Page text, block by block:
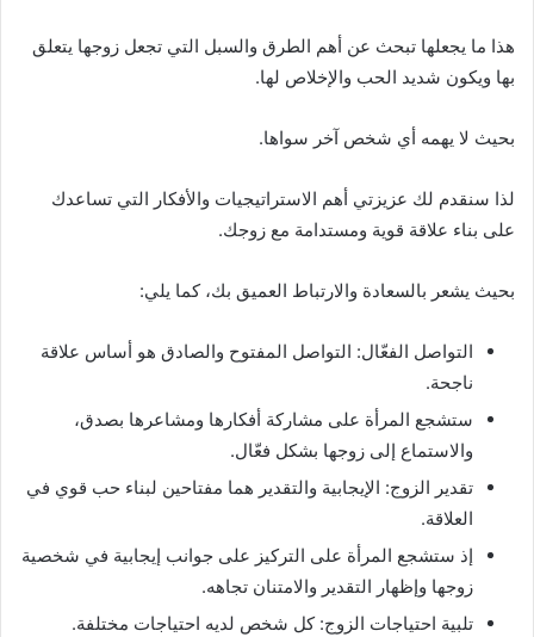
هذا ما يجعلها تبحث عن أهم الطرق والسبل التي تجعل زوجها يتعلق
بها ويكون شديد الحب والإخلاص لها.
بحيث لا يهمه أي شخص آخر سواها.
لذا سنقدم لك عزيزتي أهم الاستراتيجيات والأفكار التي تساعدك
على بناء علاقة قوية ومستدامة مع زوجك.
بحيث يشعر بالسعادة والارتباط العميق بك، كما يلي:
التواصل الفعّال: التواصل المفتوح والصادق هو أساس علاقة
ناجحة.
ستشجع المرأة على مشاركة أفكارها ومشاعرها بصدق،
والاستماع إلى زوجها بشكل فعّال.
تقدير الزوج: الإيجابية والتقدير هما مفتاحين لبناء حب قوي في
العلاقة.
إذ ستشجع المرأة على التركيز على جوانب إيجابية في شخصية
زوجها وإظهار التقدير والامتنان تجاهه.
تلبية احتياجات الزوج: كل شخص لديه احتياجات مختلفة.